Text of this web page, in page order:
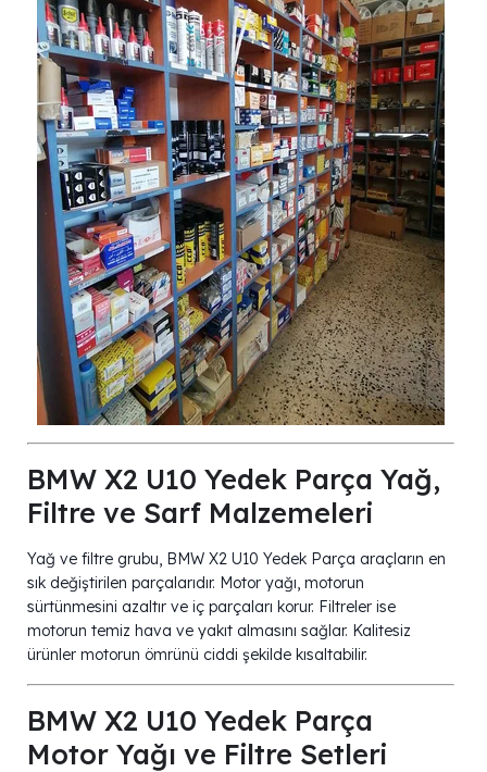
BMW X2 U10 Yedek Parça Yağ,
Filtre ve Sarf Malzemeleri
Yağ ve filtre grubu, BMW X2 U10 Yedek Parça araçların en
sık değiştirilen parçalarıdır. Motor yağı, motorun
sürtünmesini azaltır ve iç parçaları korur. Filtreler ise
motorun temiz hava ve yakıt almasını sağlar. Kalitesiz
ürünler motorun ömrünü ciddi şekilde kısaltabilir.
BMW X2 U10 Yedek Parça
Motor Yağı ve Filtre Setleri